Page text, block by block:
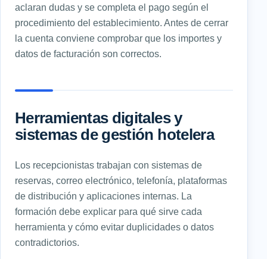
aclaran dudas y se completa el pago según el
procedimiento del establecimiento. Antes de cerrar
la cuenta conviene comprobar que los importes y
datos de facturación son correctos.
Herramientas digitales y
sistemas de gestión hotelera
Los recepcionistas trabajan con sistemas de
reservas, correo electrónico, telefonía, plataformas
de distribución y aplicaciones internas. La
formación debe explicar para qué sirve cada
herramienta y cómo evitar duplicidades o datos
contradictorios.